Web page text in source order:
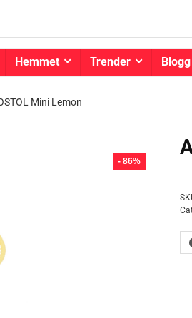
Hemmet Trender Blogg
Mini Lemon
- 86%